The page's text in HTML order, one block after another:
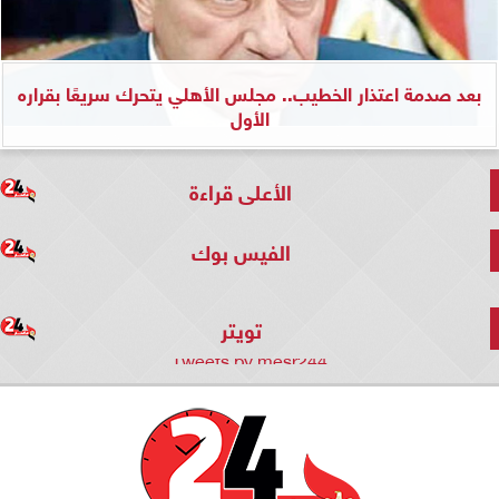
بعد صدمة اعتذار الخطيب.. مجلس الأهلي يتحرك سريعًا بقراره
الأول
الأعلى قراءة
الفيس بوك
تويتر
Tweets by mesr244